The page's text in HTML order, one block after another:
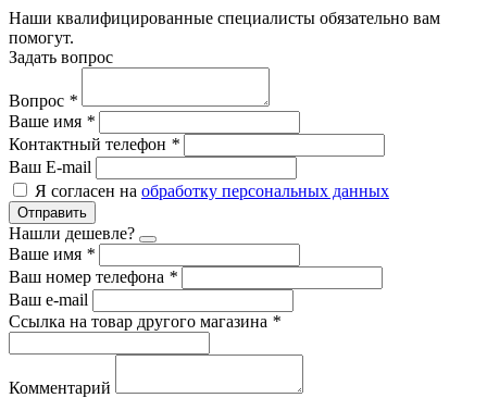
Наши квалифицированные специалисты обязательно вам
помогут.
Задать вопрос
Вопрос *
Ваше имя *
Контактный телефон *
Ваш E-mail
Я согласен на обработку персональных данных
Отправить
Нашли дешевле?
Ваше имя *
Ваш номер телефона *
Ваш e-mail
Ссылка на товар другого магазина *
Комментарий